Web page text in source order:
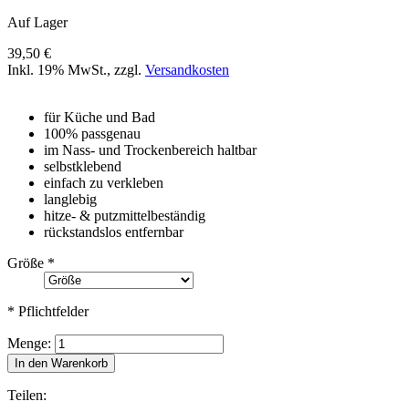
Auf Lager
39,50 €
Inkl. 19% MwSt., zzgl. Versandkosten
für Küche und Bad
100% passgenau
im Nass- und Trockenbereich haltbar
selbstklebend
einfach zu verkleben
langlebig
hitze- & putzmittelbeständig
rückstandslos entfernbar
Größe *
* Pflichtfelder
Menge:
In den Warenkorb
Teilen: